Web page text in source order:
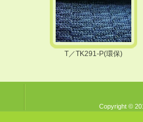
T／TK291-P(環保)
Copyright ©